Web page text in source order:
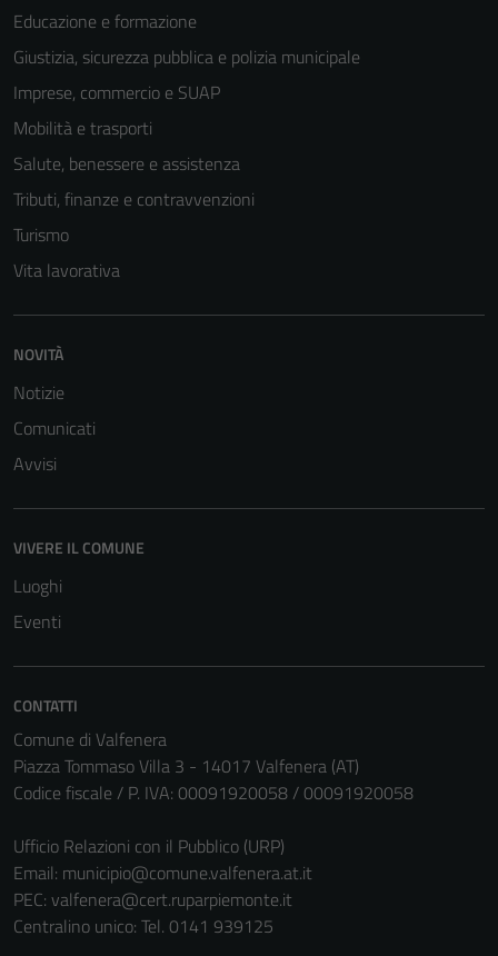
Educazione e formazione
Giustizia, sicurezza pubblica e polizia municipale
Imprese, commercio e SUAP
Mobilità e trasporti
Salute, benessere e assistenza
Tributi, finanze e contravvenzioni
Turismo
Vita lavorativa
NOVITÀ
Notizie
Comunicati
Avvisi
VIVERE IL COMUNE
Luoghi
Eventi
CONTATTI
Comune di Valfenera
Piazza Tommaso Villa 3 - 14017 Valfenera (AT)
Codice fiscale / P. IVA: 00091920058 / 00091920058
Ufficio Relazioni con il Pubblico (URP)
Email: municipio@comune.valfenera.at.it
PEC: valfenera@cert.ruparpiemonte.it
Centralino unico: Tel. 0141 939125